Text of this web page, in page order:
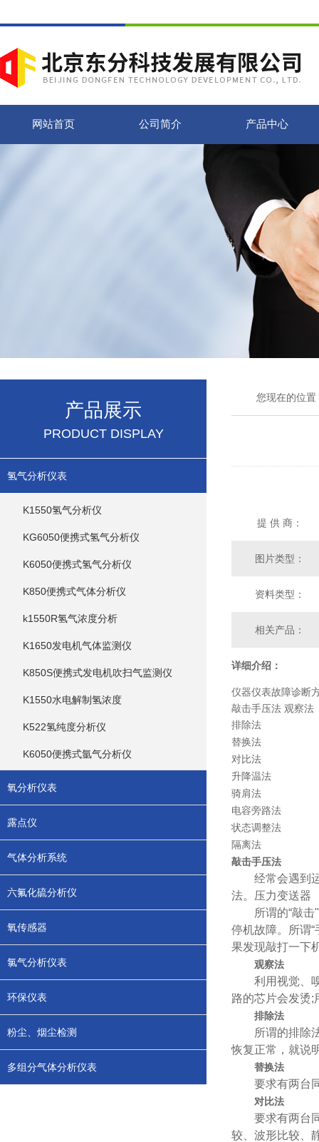
网站首页 公司简介 产品中心
产品展示
PRODUCT DISPLAY
氢气分析仪表
K1550氢气分析仪
KG6050便携式氢气分析仪
K6050便携式氢气分析仪
K850便携式气体分析仪
k1550R氢气浓度分析
K1650发电机气体监测仪
K850S便携式发电机吹扫气监测仪
K1550水电解制氢浓度
K522氢纯度分析仪
K6050便携式氩气分析仪
氧分析仪表
露点仪
气体分析系统
六氟化硫分析仪
氧传感器
氯气分析仪表
环保仪表
粉尘、烟尘检测
多组分气体分析仪表
您现在的位置
提 供 商：
图片类型：
资料类型：
相关产品：
详细介绍：
仪器仪表故障诊断
敲击手压法 观察法
排除法
替换法
对比法
升降温法
骑肩法
电容旁路法
状态调整法
隔离法
敲击手压法
经常会遇到运
法。压力变送器
所谓的“敲击"
停机故障。所谓
果发现敲打一下
观察法
利用视觉、嗅
路的芯片会发烫;
排除法
所谓的排除法
恢复正常，就说
替换法
要求有两台同
对比法
要求有两台同
较、波形比较、